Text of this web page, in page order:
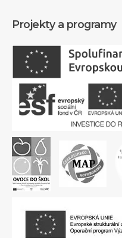
Projekty a programy